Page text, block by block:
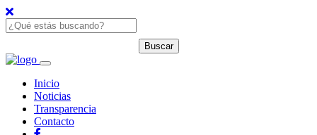
Inicio
Noticias
Transparencia
Contacto